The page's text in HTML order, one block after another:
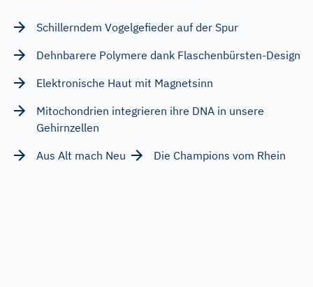
Schillerndem Vogelgefieder auf der Spur
Dehnbarere Polymere dank Flaschenbürsten-Design
Elektronische Haut mit Magnetsinn
Mitochondrien integrieren ihre DNA in unsere
Gehirnzellen
Aus Alt mach Neu
Die Champions vom Rhein